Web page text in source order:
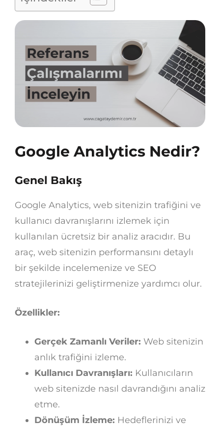
Google Analytics Nedir?
Genel Bakış
Google Analytics, web sitenizin trafiğini ve
kullanıcı davranışlarını izlemek için
kullanılan ücretsiz bir analiz aracıdır. Bu
araç, web sitenizin performansını detaylı
bir şekilde incelemenize ve SEO
stratejilerinizi geliştirmenize yardımcı olur.
Özellikler:
Gerçek Zamanlı Veriler: Web sitenizin
anlık trafiğini izleme.
Kullanıcı Davranışları: Kullanıcıların
web sitenizde nasıl davrandığını analiz
etme.
Dönüşüm İzleme: Hedeflerinizi ve